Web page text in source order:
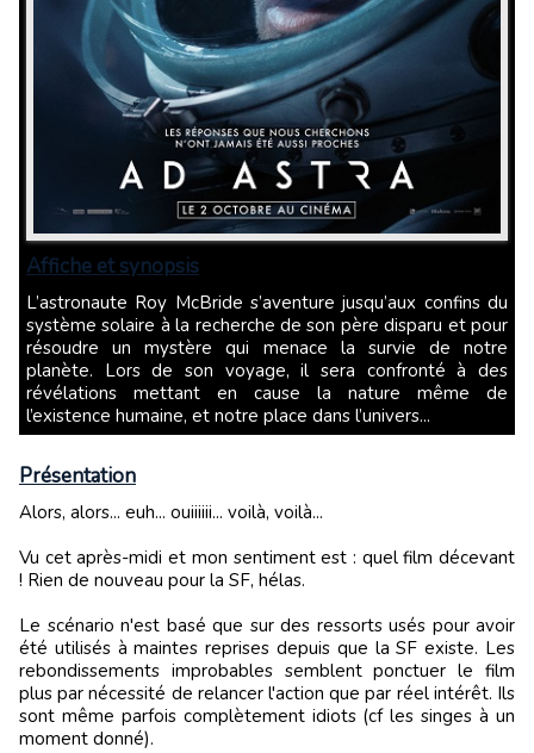
Affiche et synopsis
L’astronaute Roy McBride s’aventure jusqu’aux confins du
système solaire à la recherche de son père disparu et pour
résoudre un mystère qui menace la survie de notre
planète. Lors de son voyage, il sera confronté à des
révélations mettant en cause la nature même de
l’existence humaine, et notre place dans l’univers...
Présentation
Alors, alors... euh... ouiiiiii... voilà, voilà...
Vu cet après-midi et mon sentiment est : quel film décevant
! Rien de nouveau pour la SF, hélas.
Le scénario n'est basé que sur des ressorts usés pour avoir
été utilisés à maintes reprises depuis que la SF existe. Les
rebondissements improbables semblent ponctuer le film
plus par nécessité de relancer l'action que par réel intérêt. Ils
sont même parfois complètement idiots (cf les singes à un
moment donné).